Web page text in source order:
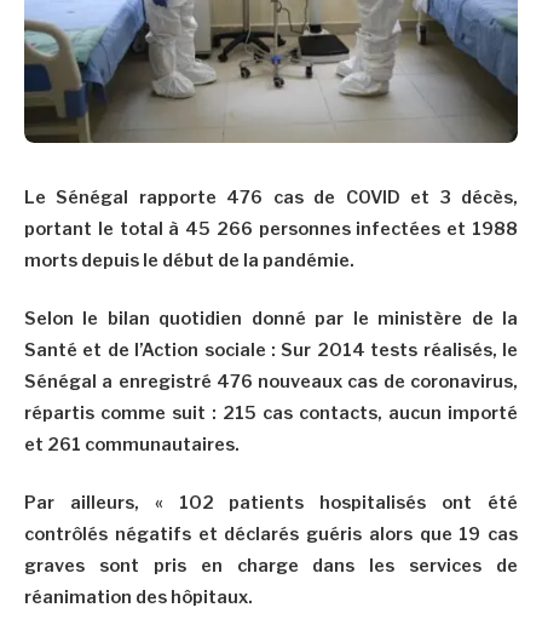
Le Sénégal rapporte 476 cas de COVID et 3 décès,
portant le total à 45 266 personnes infectées et 1988
morts depuis le début de la pandémie.
Selon le bilan quotidien donné par le ministère de la
Santé et de l’Action sociale : Sur 2014 tests réalisés, le
Sénégal a enregistré 476 nouveaux cas de coronavirus,
répartis comme suit : 215 cas contacts, aucun importé
et 261 communautaires.
Par ailleurs, « 102 patients hospitalisés ont été
contrôlés négatifs et déclarés guéris alors que 19 cas
graves sont pris en charge dans les services de
réanimation des hôpitaux.